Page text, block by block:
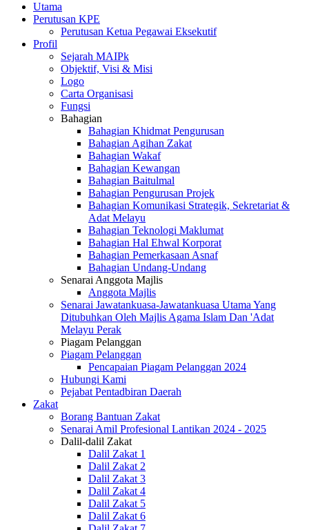
Utama
Perutusan KPE
Perutusan Ketua Pegawai Eksekutif
Profil
Sejarah MAIPk
Objektif, Visi & Misi
Logo
Carta Organisasi
Fungsi
Bahagian
Bahagian Khidmat Pengurusan
Bahagian Agihan Zakat
Bahagian Wakaf
Bahagian Kewangan
Bahagian Baitulmal
Bahagian Pengurusan Projek
Bahagian Komunikasi Strategik, Sekretariat &
Adat Melayu
Bahagian Teknologi Maklumat
Bahagian Hal Ehwal Korporat
Bahagian Pemerkasaan Asnaf
Bahagian Undang-Undang
Senarai Anggota Majlis
Anggota Majlis
Senarai Jawatankuasa-Jawatankuasa Utama Yang
Ditubuhkan Oleh Majlis Agama Islam Dan 'Adat
Melayu Perak
Piagam Pelanggan
Piagam Pelanggan
Pencapaian Piagam Pelanggan 2024
Hubungi Kami
Pejabat Pentadbiran Daerah
Zakat
Borang Bantuan Zakat
Senarai Amil Profesional Lantikan 2024 - 2025
Dalil-dalil Zakat
Dalil Zakat 1
Dalil Zakat 2
Dalil Zakat 3
Dalil Zakat 4
Dalil Zakat 5
Dalil Zakat 6